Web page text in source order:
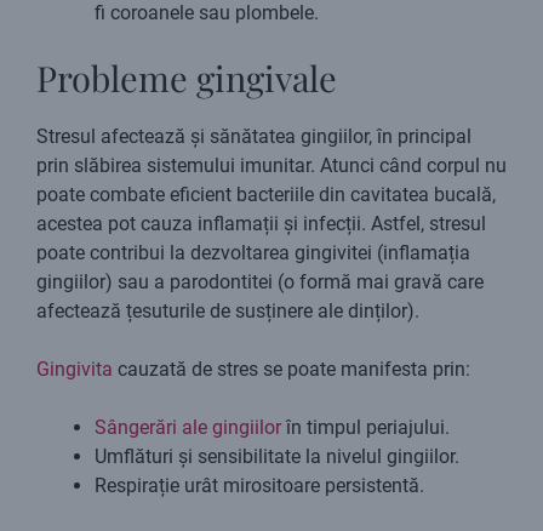
fi coroanele sau plombele.
Probleme gingivale
Stresul afectează și sănătatea gingiilor, în principal
prin slăbirea sistemului imunitar. Atunci când corpul nu
poate combate eficient bacteriile din cavitatea bucală,
acestea pot cauza inflamații și infecții. Astfel, stresul
poate contribui la dezvoltarea gingivitei (inflamația
gingiilor) sau a parodontitei (o formă mai gravă care
afectează țesuturile de susținere ale dinților).
Gingivita cauzată de stres se poate manifesta prin:
Sângerări ale gingiilor în timpul periajului.
Umflături și sensibilitate la nivelul gingiilor.
Respirație urât mirositoare persistentă.